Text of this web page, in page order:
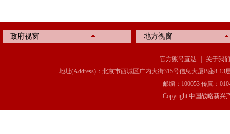
政府视窗 地方视窗
官方账号直达
关于我们
地址(Address)：北京市西城区广内大街315号信息大厦B座8-13
邮编：100053 传真：
Copyright 中国战略新兴